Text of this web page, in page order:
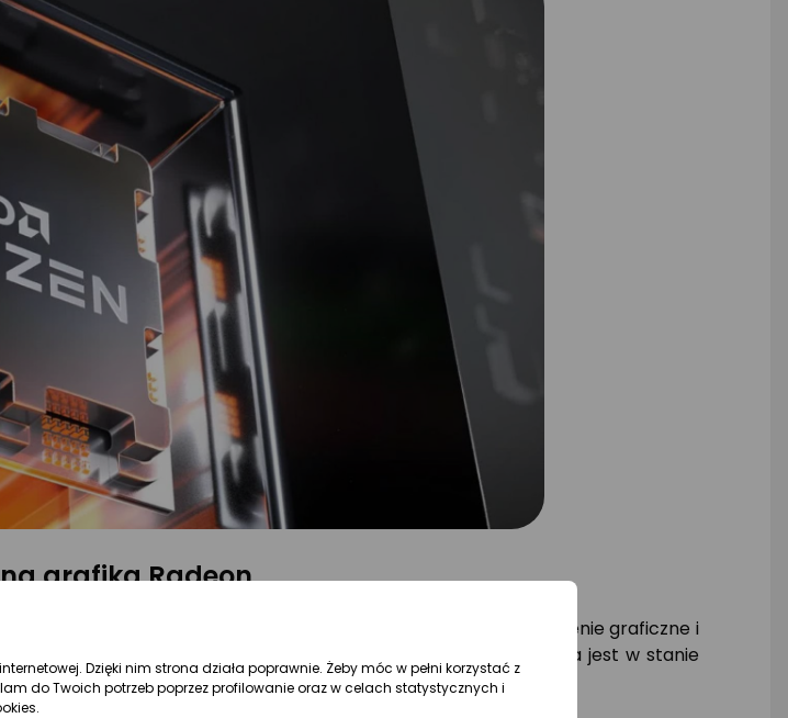
grafika Radeon
740M, która wykorzystuje architekturę RDNA 3. Karta ma 4 rdzenie graficzne i
OpenGL 4.6, OpenCL 2.1 i AMD FreeSync. Karta graficzna jest w stanie
Dzięki nim strona działa poprawnie. Żeby móc w pełni korzystać z
do Twoich potrzeb poprzez profilowanie oraz w celach statystycznych i